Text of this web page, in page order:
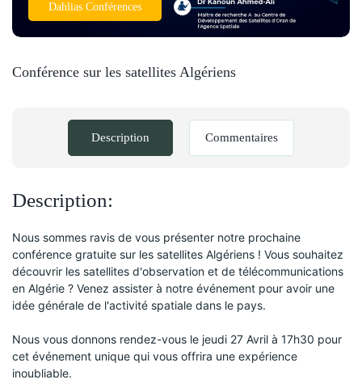
Dahlias Conférences
Conférence sur les satellites Algériens
Description Commentaires
Description:
Nous sommes ravis de vous présenter notre prochaine
conférence gratuite sur les satellites Algériens ! Vous souhaitez
découvrir les satellites d'observation et de télécommunications
en Algérie ? Venez assister à notre événement pour avoir une
idée générale de l'activité spatiale dans le pays.
Nous vous donnons rendez-vous le jeudi 27 Avril à 17h30 pour
cet événement unique qui vous offrira une expérience
inoubliable.